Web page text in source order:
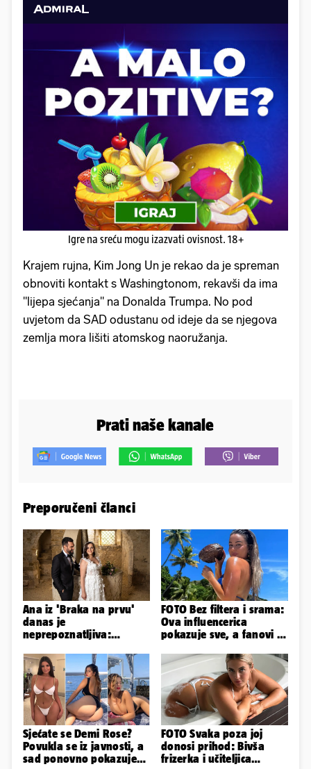
Igre na sreću mogu izazvati ovisnost. 18+
Krajem rujna, Kim Jong Un je rekao da je spreman
obnoviti kontakt s Washingtonom, rekavši da ima
"lijepa sjećanja" na Donalda Trumpa. No pod
uvjetom da SAD odustanu od ideje da se njegova
zemlja mora lišiti atomskog naoružanja.
Prati naše kanale
Preporučeni članci
Ana iz 'Braka na prvu'
danas je
neprepoznatljiva:
ovako sad izgleda
FOTO Bez filtera i srama:
Ova influencerica
pokazuje sve, a fanovi je
Sjećate se Demi Rose?
Povukla se iz javnosti, a
sad ponovno pokazuje
FOTO Svaka poza joj
donosi prihod: Bivša
frizerka i učiteljica